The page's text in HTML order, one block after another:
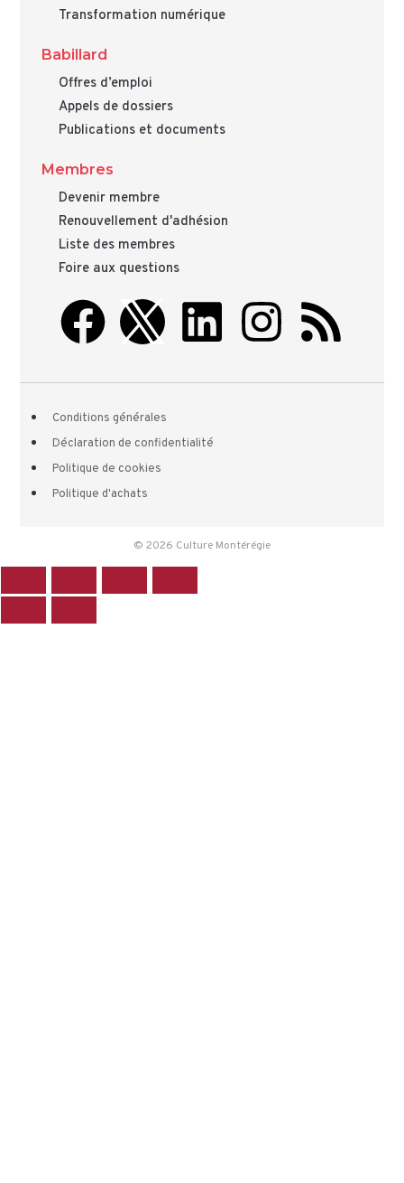
Transformation numérique
Babillard
Offres d’emploi
Appels de dossiers
Publications et documents
Membres
Devenir membre
Renouvellement d'adhésion
Liste des membres
Foire aux questions
Conditions générales
Déclaration de confidentialité
Politique de cookies
Politique d'achats
© 2026 Culture Montérégie